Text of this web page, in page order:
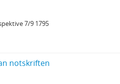
7/9 1795
notskriften